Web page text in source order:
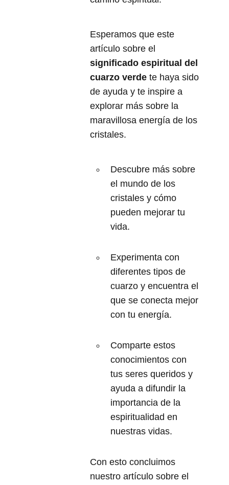
Esperamos que este
artículo sobre el
significado espiritual del
cuarzo verde te haya sido
de ayuda y te inspire a
explorar más sobre la
maravillosa energía de los
cristales.
Descubre más sobre
el mundo de los
cristales y cómo
pueden mejorar tu
vida.
Experimenta con
diferentes tipos de
cuarzo y encuentra el
que se conecta mejor
con tu energía.
Comparte estos
conocimientos con
tus seres queridos y
ayuda a difundir la
importancia de la
espiritualidad en
nuestras vidas.
Con esto concluimos
nuestro artículo sobre el